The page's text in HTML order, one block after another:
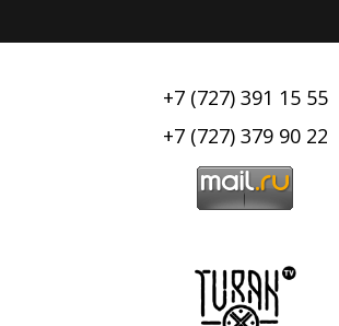
+7 (727) 391 15 55
+7 (727) 379 90 22